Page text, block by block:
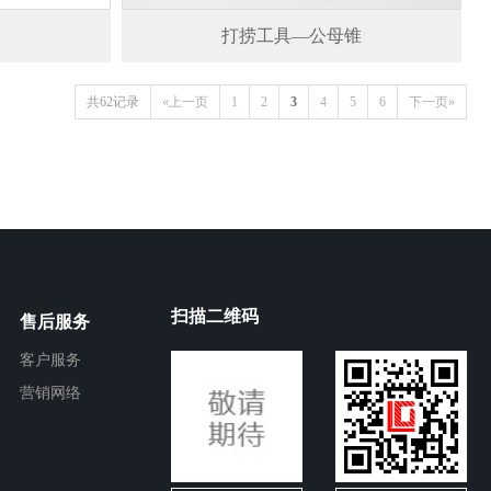
打捞工具—公母锥
共62记录 «上一页 1 2 3 4 5 6 下一页»
售后服务
客户服务
营销网络
扫描二维码